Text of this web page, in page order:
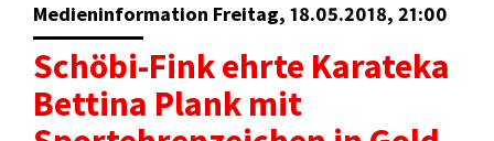
Medieninformation Freitag, 18.05.2018, 21:00
Schöbi-Fink ehrte Karateka
Bettina Plank mit